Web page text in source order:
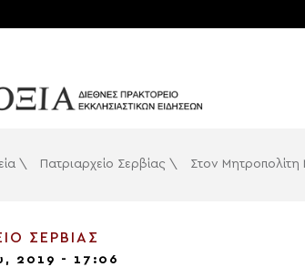
\ Πατριαρχείο Σερβίας \ Στον
ΣΕΡΒΊΑΣ
2019 - 17:06